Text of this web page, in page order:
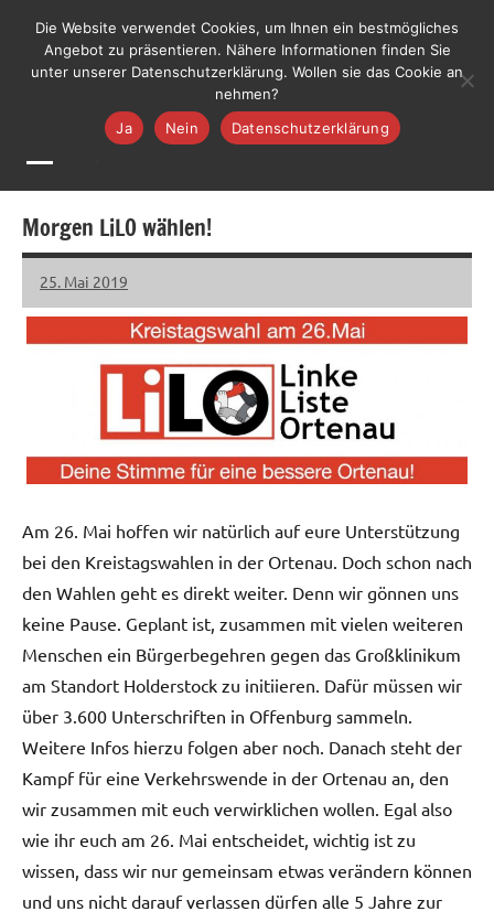
springen
LiLO
Liste
Lebenswerte
Ortenau
Jetzt mitmachen
Morgen LiLO wählen!
25. Mai 2019
LiLO
Am 26. Mai hoffen wir natürlich auf eure Unterstützung
bei den Kreistagswahlen in der Ortenau. Doch schon nach
den Wahlen geht es direkt weiter. Denn wir gönnen uns
keine Pause. Geplant ist, zusammen mit vielen weiteren
Menschen ein Bürgerbegehren gegen das Großklinikum
am Standort Holderstock zu initiieren. Dafür müssen wir
über 3.600 Unterschriften in Offenburg sammeln.
Weitere Infos hierzu folgen aber noch. Danach steht der
Kampf für eine Verkehrswende in der Ortenau an, den
wir zusammen mit euch verwirklichen wollen. Egal also
wie ihr euch am 26. Mai entscheidet, wichtig ist zu
wissen, dass wir nur gemeinsam etwas verändern können
und uns nicht darauf verlassen dürfen alle 5 Jahre zur
Die Website verwendet Cookies, um Ihnen ein bestmögliches
Angebot zu präsentieren. Nähere Informationen finden Sie
unter unserer Datenschutzerklärung. Wollen sie das Cookie an
nehmen?
Ja
Nein Datenschutzerklärung